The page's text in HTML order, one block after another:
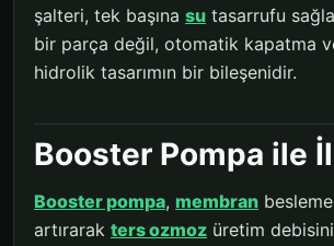
şalteri, tek başına su tasarrufu
bir parça değil, otomatik kapatma
hidrolik tasarımın bir bileşenidir.
Booster Pompa ile
Booster pompa, membran besleme
artırarak ters ozmoz üretim